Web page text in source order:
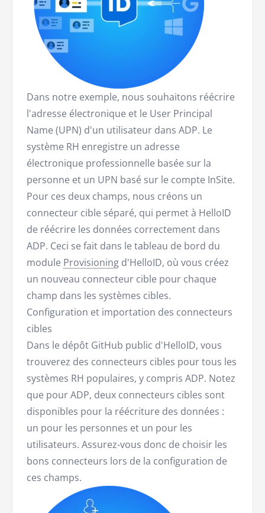
Dans notre exemple, nous souhaitons réécrire
l'adresse électronique et le User Principal
Name (UPN) d'un utilisateur dans ADP. Le
système RH enregistre un adresse
électronique professionnelle basée sur la
personne et un UPN basé sur le compte InSite.
Pour ces deux champs, nous créons un
connecteur cible séparé, qui permet à HelloID
de réécrire les données correctement dans
ADP. Ceci se fait dans le tableau de bord du
module Provisioning d'HelloID, où vous créez
un nouveau connecteur cible pour chaque
champ dans les systèmes cibles.
Configuration et importation des connecteurs
cibles
Dans le dépôt GitHub public d'HelloID, vous
trouverez des connecteurs cibles pour tous les
systèmes RH populaires, y compris ADP. Notez
que pour ADP, deux connecteurs cibles sont
disponibles pour la réécriture des données :
un pour les personnes et un pour les
utilisateurs. Assurez-vous donc de choisir les
bons connecteurs lors de la configuration de
ces champs.